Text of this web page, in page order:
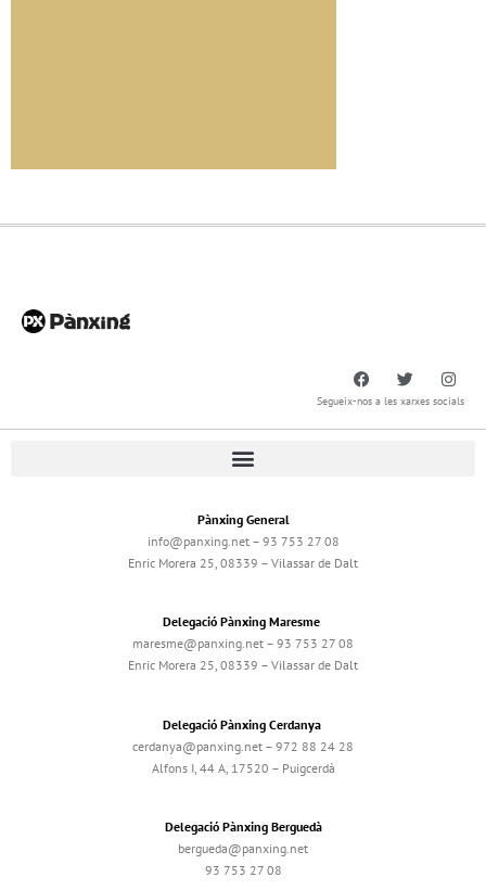
Segueix-nos a les xarxes socials
Pànxing General
info@panxing.net – 93 753 27 08
Enric Morera 25, 08339 – Vilassar de Dalt
Delegació Pànxing Maresme
maresme@panxing.net – 93 753 27 08
Enric Morera 25, 08339 – Vilassar de Dalt
Delegació Pànxing Cerdanya
cerdanya@panxing.net – 972 88 24 28
Alfons I, 44 A, 17520 – Puigcerdà
Delegació Pànxing Berguedà
bergueda@panxing.net
93 753 27 08